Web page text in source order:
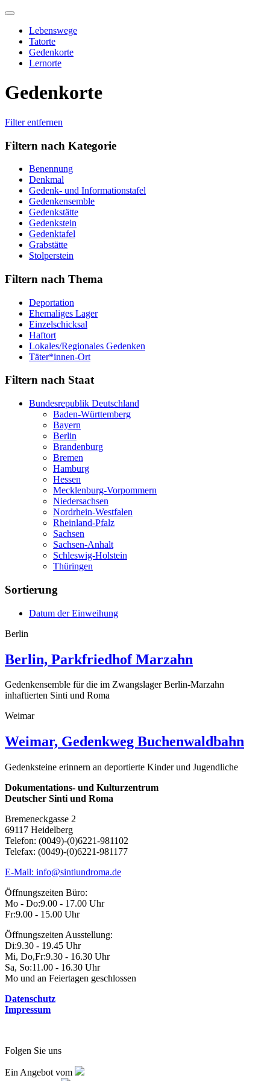
Skip
contentLebenswege
Tatorte
Gedenkorte
Lernorte
Gedenkorte
Filter entfernen
Filtern nach Kategorie
Benennung
Denkmal
Gedenk- und Informationstafel
Gedenkensemble
Gedenkstätte
Gedenkstein
Gedenktafel
Grabstätte
Stolperstein
Filtern nach Thema
Deportation
Ehemaliges Lager
Einzelschicksal
Haftort
Lokales/Regionales Gedenken
Täter*innen-Ort
Filtern nach Staat
Bundesrepublik Deutschland
Baden-Württemberg
Bayern
Berlin
Brandenburg
Bremen
Hamburg
Hessen
Mecklenburg-Vorpommern
Niedersachsen
Nordrhein-Westfalen
Rheinland-Pfalz
Sachsen
Sachsen-Anhalt
Schleswig-Holstein
Thüringen
Sortierung
Datum der Einweihung
Berlin
Berlin, Parkfriedhof Marzahn
Gedenkensemble für die im Zwangslager Berlin-Marzahn
inhaftierten Sinti und Roma
Weimar
Weimar, Gedenkweg Buchenwaldbahn
Gedenksteine erinnern an deportierte Kinder und Jugendliche
Dokumentations- und Kulturzentrum
Deutscher Sinti und Roma
Bremeneckgasse 2
69117 Heidelberg
Telefon: (0049)-(0)6221-981102
Telefax: (0049)-(0)6221-981177
E-Mail: info@sintiundroma.de
Öffnungszeiten Büro:
Mo - Do:9.00 - 17.00 Uhr
Fr:9.00 - 15.00 Uhr
Öffnungszeiten Ausstellung:
Di:9.30 - 19.45 Uhr
Mi, Do,Fr:9.30 - 16.30 Uhr
Sa, So:11.00 - 16.30 Uhr
Mo und an Feiertagen geschlossen
Datenschutz
Impressum
Folgen Sie uns
Ein Angebot vom